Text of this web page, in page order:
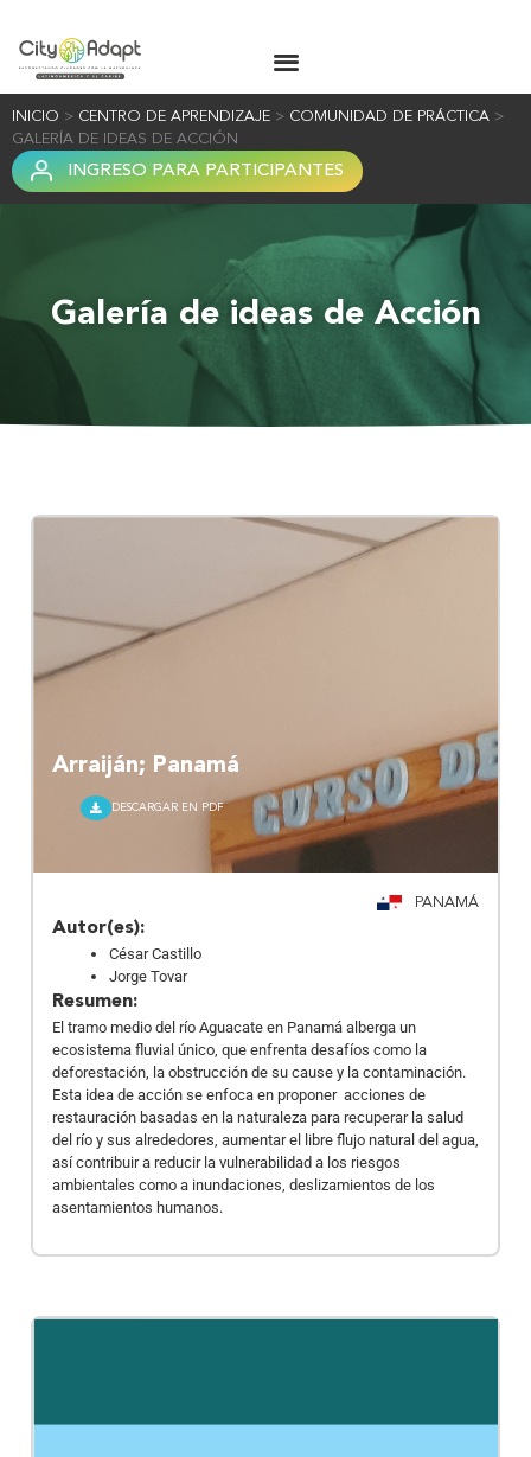
INICIO > CENTRO DE APRENDIZAJE > COMUNIDAD DE PRÁCTICA >
GALERÍA DE IDEAS DE ACCIÓN
INGRESO PARA PARTICIPANTES
Galería de ideas de Acción
Arraiján; Panamá
DESCARGAR EN PDF
PANAMÁ
Autor(es):
César Castillo
Jorge Tovar
Resumen:
El tramo medio del río Aguacate en Panamá alberga un
ecosistema fluvial único, que enfrenta desafíos como la
deforestación, la obstrucción de su cause y la contaminación.
Esta idea de acción se enfoca en proponer acciones de
restauración basadas en la naturaleza para recuperar la salud
del río y sus alrededores, aumentar el libre flujo natural del agua,
así contribuir a reducir la vulnerabilidad a los riesgos
ambientales como a inundaciones, deslizamientos de los
asentamientos humanos.